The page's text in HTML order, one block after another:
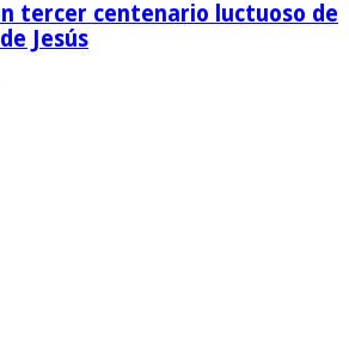
tercer centenario luctuoso de
Jesús